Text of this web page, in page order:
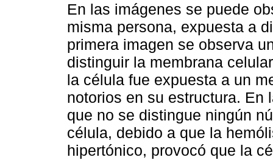
En las imágenes se puede
misma persona, expuesta a
primera imagen se observa
distinguir la membrana
la célula fue expuesta a un
notorios en su estructura. En
que no se distingue ningún
célula, debido a que la
hipertónico, provocó que la